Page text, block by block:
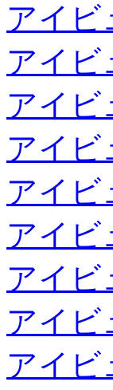
アイビ
アイビ
アイビ
アイビ
アイビ
アイビ
アイビ
アイビ
アイビ